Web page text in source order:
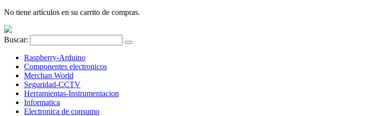
No tiene artículos en su carrito de compras.
Buscar:
Raspberry-Arduino
Componentes electronicos
Merchan World
Seguridad-CCTV
Herramientas-Instrumentacion
Informatica
Electronica de consumo